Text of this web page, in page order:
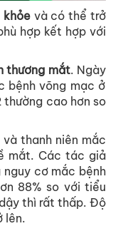
khỏe và có thể trở
hợp kết hợp với
thương mắt. Ngày
bệnh võng mạc ở
thường cao hơn so
và thanh niên mắc
mắt. Cáctác giả
nguy cơ mắc bệnh
88% so với tiểu
dậy thì rất thấp.Độ
lên.